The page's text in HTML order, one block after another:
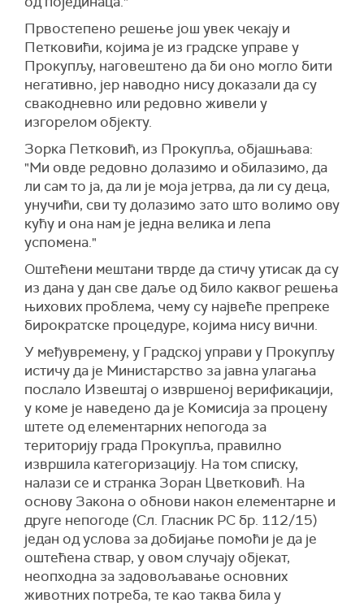
Првостепено решење још увек чекају и
Петковићи, којима је из градске управе у
Прокупљу, наговештено да би оно могло бити
негативно, јер наводно нису доказали да су
свакодневно или редовно живели у
изгорелом објекту.
Зорка Петковић, из Прокупља, објашњава:
"Ми овде редовно долазимо и обилазимо, да
ли сам то ја, да ли је моја јетрва, да ли су деца,
унучићи, сви ту долазимо зато што волимо ову
кућу и она нам је једна велика и лепа
успомена."
Оштећени мештани тврде да стичу утисак да су
из дана у дан све даље од било каквог решења
њихових проблема, чему су највеће препреке
бирократске процедуре, којима нису вични.
У међувремену, у Градској управи у Прокупљу
истичу да је Министарство за јавна улагања
послало Извештај о извршеној верификацији,
у коме је наведено да је Kомисија за процену
штете од елементарних непогода за
територију града Прокупља, правилно
извршила категоризацију. На том списку,
налази се и странка Зоран Цветковић. На
основу Закона о обнови након елементарне и
друге непогоде (Сл. Гласник РС бр. 112/15)
један од услова за добијање помоћи је да је
оштећена ствар, у овом случају објекат,
неопходна за задовољавање основних
животних потреба, те као таква била у